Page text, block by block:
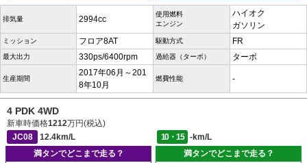
排気量 2994cc
使用燃料
エンジン
ハイオク
ガソリン
ミッション フロア8AT 駆動方式 FR
最大出力 330ps/6400rpm 過給器（ターボ） ターボ
生産期間
2017年06月～201
8年10月
燃費性能 -
4 PDK 4WD
新車時価格1212万円(税込)
JC08
12.4km/L 10・15
-km/L
満タンでどこまで走る？
満タンでどこまで走る？